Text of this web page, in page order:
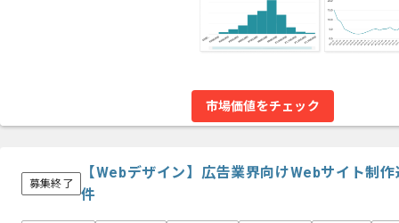
市場価値をチェック
募集終了
【Webデザイン】広告業界向けWebサイト制
件